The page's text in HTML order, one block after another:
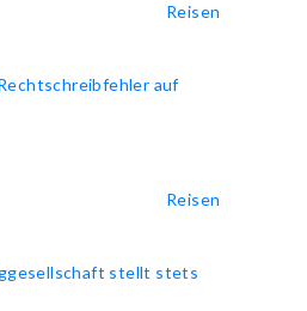
Reisen
auf
Reisen
stellt stets